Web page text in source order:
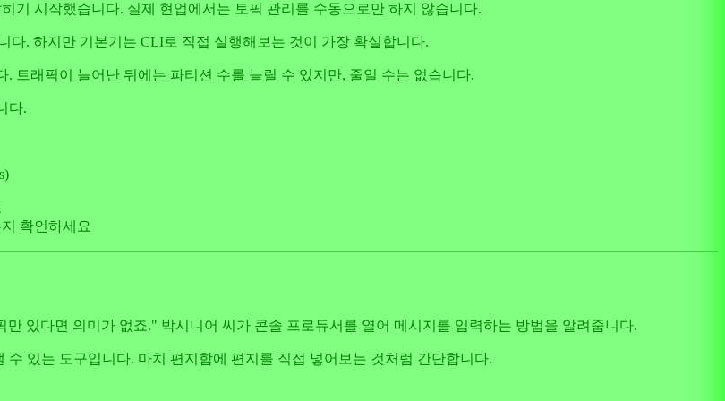
기 시작했습니다. 실제 현업에서는 토픽 관리를 수동으로만 하지 않습니다.
다. 하지만 기본기는 CLI로 직접 실행해보는 것이 가장 확실합니다.
트래픽이 늘어난 뒤에는 파티션 수를 늘릴 수 있지만, 줄일 수는 없습니다.
다.
확인하세요
있다면 의미가 없죠." 박시니어 씨가 콘솔 프로듀서를 열어 메시지를 입력하는 방법을 알려줍니다.
있는 도구입니다. 마치 편지함에 편지를 직접 넣어보는 것처럼 간단합니다.